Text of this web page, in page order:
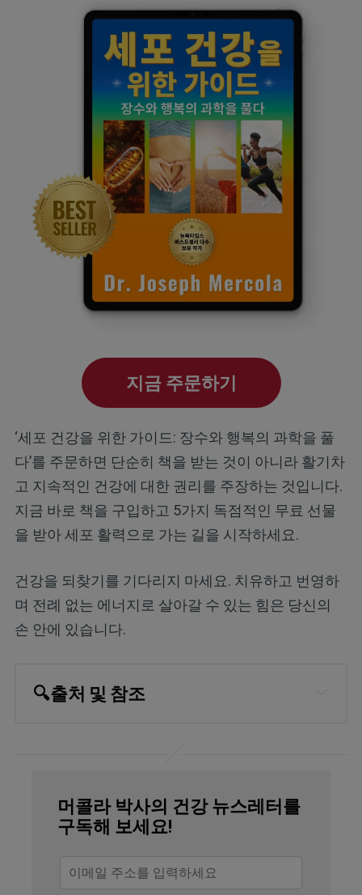
지금 주문하기
‘세포 건강을 위한 가이드: 장수와 행복의 과학을 풀
다’를 주문하면 단순히 책을 받는 것이 아니라 활기차
고 지속적인 건강에 대한 권리를 주장하는 것입니다.
지금 바로 책을 구입하고 5가지 독점적인 무료 선물
을 받아 세포 활력으로 가는 길을 시작하세요.
건강을 되찾기를 기다리지 마세요. 치유하고 번영하
며 전례 없는 에너지로 살아갈 수 있는 힘은 당신의
손 안에 있습니다.
🔍출처 및 참조
Perfect Day Foods, Fermentation
Tanks
CE Delft, November 2021
머콜라 박사의 건강 뉴스레터를
구독해 보세요!